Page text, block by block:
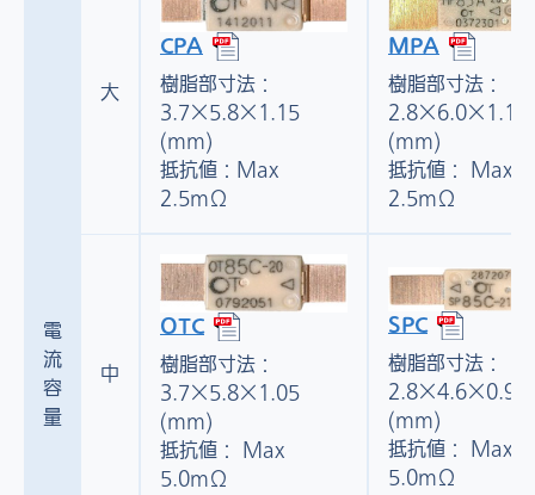
電
流
容
量
大
CPA
樹脂部寸法：
3.7×5.8×1.15
(mm)
抵抗値：Max
2.5mΩ
MPA
樹脂部寸法：
2.8×6.0×1.15
(mm)
抵抗値： Max
2.5mΩ
中
OTC
樹脂部寸法：
3.7×5.8×1.05
(mm)
抵抗値： Max
5.0mΩ
SPC
樹脂部寸法：
2.8×4.6×0.99
(mm)
抵抗値： Max
5.0mΩ